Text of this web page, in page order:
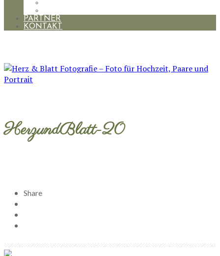
PARTNER
KONTAKT
HerzundBlatt-20
Share